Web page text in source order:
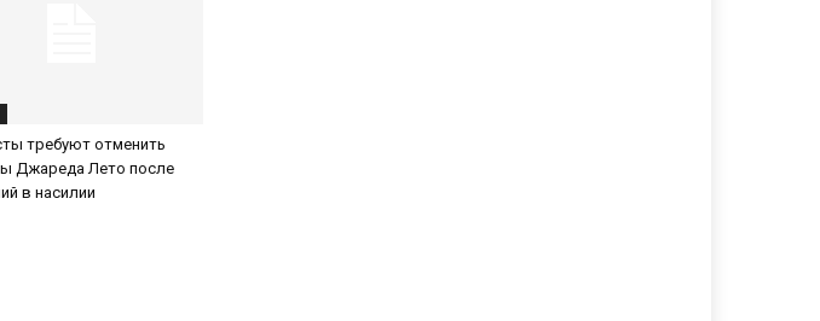
требуют отменить
Джареда Лето после
в насилии